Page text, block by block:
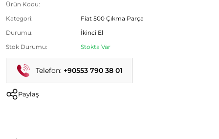
Ürün Kodu:
Kategori:
Fiat 500 Çıkma Parça
Durumu:
İkinci El
Stok Durumu:
Stokta Var
Telefon: +90553 790 38 01
Paylaş